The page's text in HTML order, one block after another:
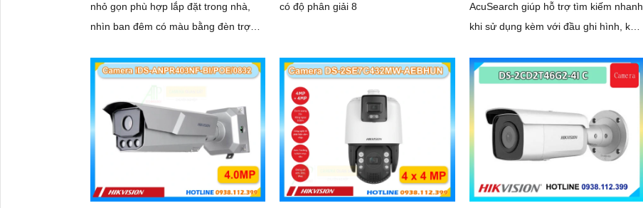
nhỏ gọn phù hợp lắp đặt trong nhà,
nhìn ban đêm có màu bằng đèn trợ
HikAI-ISP, có tính năng AI giúp nhận
diện người và phương tiện, tích hợp
micro kép
có độ phân giải 8
AcuSearch giúp hỗ trợ tìm kiếm nhanh
khi sử dụng kèm với đầu ghi hình, kèm
130dB, trang bị micro kép và loa hỗ
trợ đàm thoại 2 chiều, ống kính 4